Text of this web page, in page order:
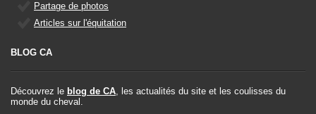
Partage de photos
Articles sur l'équitation
BLOG CA
Découvrez le blog de CA, les actualités du site et les coulisses du
monde du cheval.